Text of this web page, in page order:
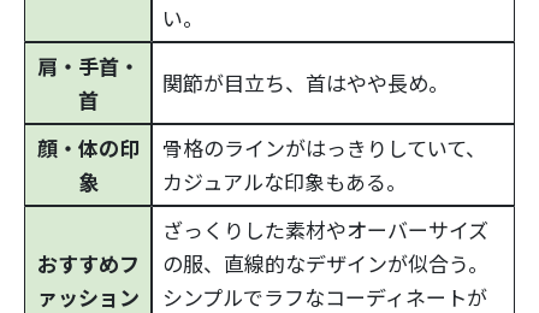
い。
肩・手首・
首
関節が目立ち、首はやや長め。
顔・体の印
象
骨格のラインがはっきりしていて、
カジュアルな印象もある。
おすすめフ
ァッション
ざっくりした素材やオーバーサイズ
の服、直線的なデザインが似合う。
シンプルでラフなコーディネートが